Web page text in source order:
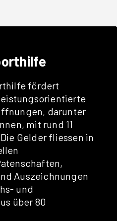
fördert
darunter
mit rund 11
Gelder fliessen in
Auszeichnungen
und
über 80